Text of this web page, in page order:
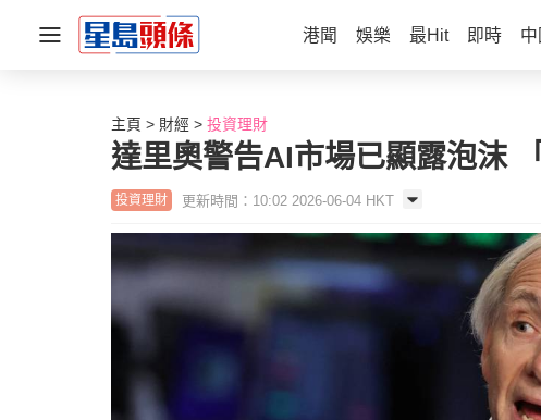
港聞 娛樂 最Hit 即時 中
主頁 財經 投資理財
達里奧警告AI市場已顯露泡沫
投資理財 更新時間：10:02 2026-06-04 HKT